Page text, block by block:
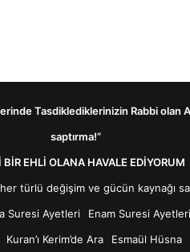
Tasdiklediklerinizin Rabbi olan
saptırma!”
BİR EHLİ OLANA HAVALE EDİYORUM
Suresi Ayetleri Enam Suresi Ayetleri
Kuran’ı Kerim’de Ara Esmaül Hüsna